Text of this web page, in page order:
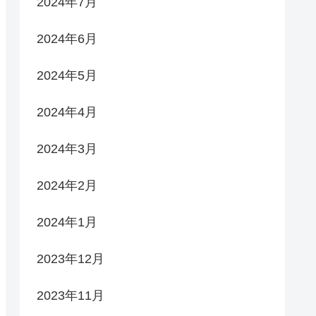
2024年6月
2024年5月
2024年4月
2024年3月
2024年2月
2024年1月
2023年12月
2023年11月